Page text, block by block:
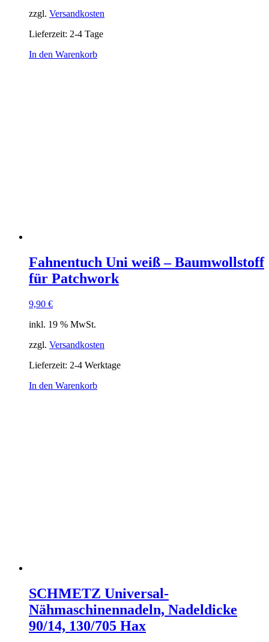
zzgl. Versandkosten
Lieferzeit: 2-4 Tage
In den Warenkorb
Fahnentuch Uni weiß – Baumwollstoff
für Patchwork
9,90 €
inkl. 19 % MwSt.
zzgl. Versandkosten
Lieferzeit: 2-4 Werktage
In den Warenkorb
SCHMETZ Universal-
Nähmaschinennadeln, Nadeldicke
90/14, 130/705 Hax